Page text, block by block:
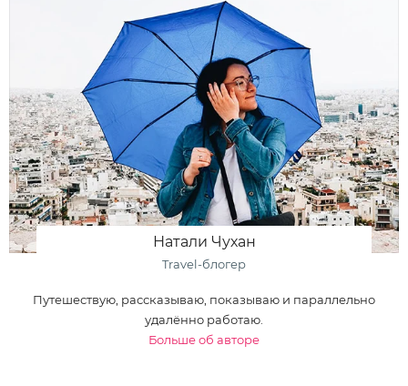
Натали Чухан
Travel-блогер
Путешествую, рассказываю, показываю и параллельно
удалённо работаю.
Больше об авторе